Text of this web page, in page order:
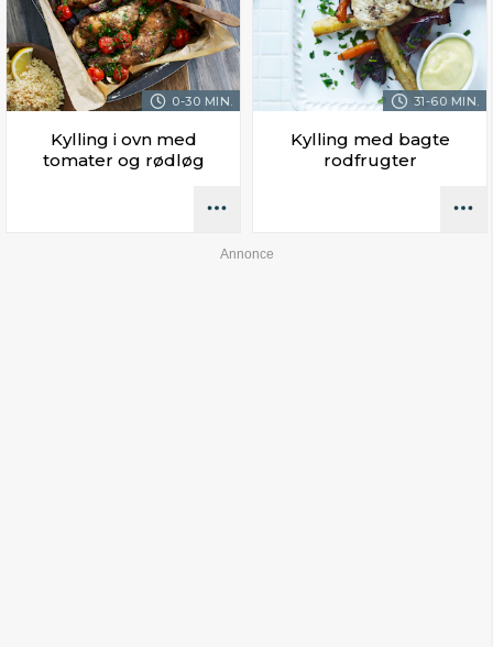
0-30 MIN.
Kylling i ovn med
tomater og rødløg
31-60 MIN.
Kylling med bagte
rodfrugter